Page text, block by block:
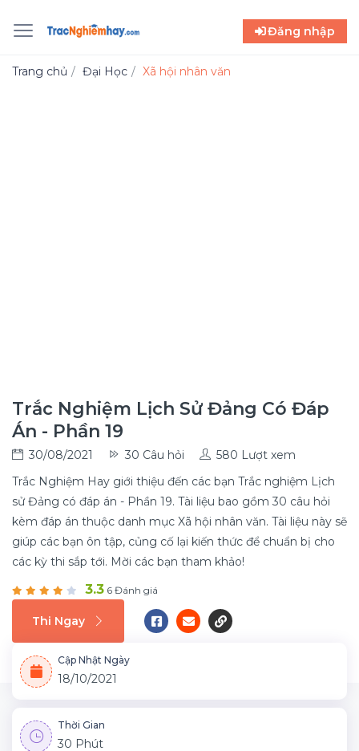
Đăng nhập
Trang chủ Đại Học Xã hội nhân văn
Trắc Nghiệm Lịch Sử Đảng Có Đáp
Án - Phần 19
30/08/2021 30 Câu hỏi
580 Lượt xem
Trắc Nghiệm Hay giới thiệu đến các bạn Trắc nghiệm Lịch
sử Đảng có đáp án - Phần 19. Tài liệu bao gồm 30 câu hỏi
kèm đáp án thuộc danh mục Xã hội nhân văn. Tài liệu này sẽ
giúp các bạn ôn tập, củng cố lại kiến thức để chuẩn bị cho
các kỳ thi sắp tới. Mời các bạn tham khảo!
3.3 6 Đánh giá
Thi Ngay
Cập Nhật Ngày
18/10/2021
Thời Gian
30 Phút